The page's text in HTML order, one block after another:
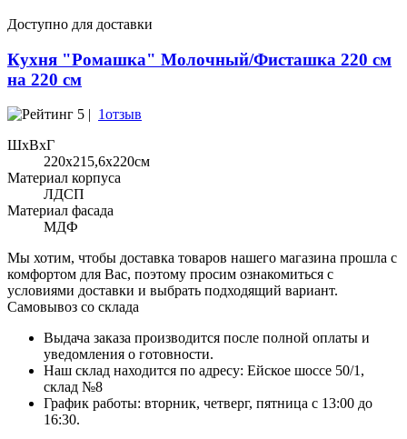
Доступно для доставки
Кухня "Ромашка" Молочный/Фисташка 220 см
на 220 см
5 | 1отзыв
ШхВхГ
220x215,6х220см
Материал корпуса
ЛДСП
Материал фасада
МДФ
Мы хотим, чтобы доставка товаров нашего магазина прошла с
комфортом для Вас, поэтому просим ознакомиться с
условиями доставки и выбрать подходящий вариант.
Самовывоз со склада
Выдача заказа производится после полной оплаты и
уведомления о готовности.
Наш склад находится по адресу: Ейское шоссе 50/1,
склад №8
График работы: вторник, четверг, пятница с 13:00 до
16:30.